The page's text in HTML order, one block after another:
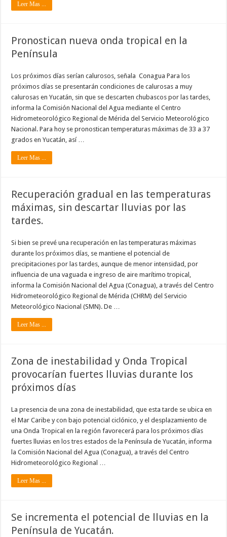
Leer Mas ...
Pronostican nueva onda tropical en la
Península
Los próximos días serían calurosos, señala Conagua Para los
próximos días se presentarán condiciones de calurosas a muy
calurosas en Yucatán, sin que se descarten chubascos por las tardes,
informa la Comisión Nacional del Agua mediante el Centro
Hidrometeorológico Regional de Mérida del Servicio Meteorológico
Nacional. Para hoy se pronostican temperaturas máximas de 33 a 37
grados en Yucatán, así …
Leer Mas ...
Recuperación gradual en las temperaturas
máximas, sin descartar lluvias por las
tardes.
Si bien se prevé una recuperación en las temperaturas máximas
durante los próximos días, se mantiene el potencial de
precipitaciones por las tardes, aunque de menor intensidad, por
influencia de una vaguada e ingreso de aire marítimo tropical,
informa la Comisión Nacional del Agua (Conagua), a través del Centro
Hidrometeorológico Regional de Mérida (CHRM) del Servicio
Meteorológico Nacional (SMN). De …
Leer Mas ...
Zona de inestabilidad y Onda Tropical
provocarían fuertes lluvias durante los
próximos días
La presencia de una zona de inestabilidad, que esta tarde se ubica en
el Mar Caribe y con bajo potencial ciclónico, y el desplazamiento de
una Onda Tropical en la región favorecerá para los próximos días
fuertes lluvias en los tres estados de la Península de Yucatán, informa
la Comisión Nacional del Agua (Conagua), a través del Centro
Hidrometeorológico Regional …
Leer Mas ...
Se incrementa el potencial de lluvias en la
Península de Yucatán.